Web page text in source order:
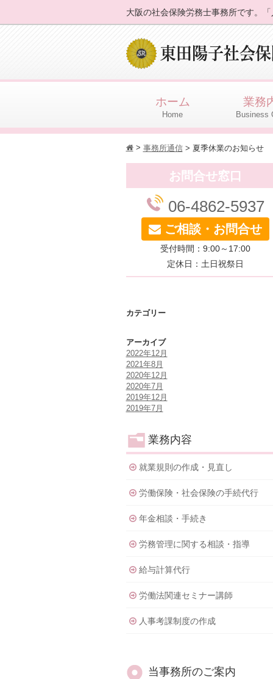
大阪の社会保険労務士事務所です。
ホーム
Home
業務
Business
h> 事務所通信> 夏季休業のお知らせ
お問合せ窓口
06-4862-5937
ご相談・お問合せ
受付時間：9:00～17:00
定休日：土日祝祭日
カテゴリー
アーカイブ
2022年12月
2021年8月
2020年12月
2020年7月
2019年12月
2019年7月
業務内容
就業規則の作成・見直し
労働保険・社会保険の手続代行
年金相談・手続き
労務管理に関する相談・指導
給与計算代行
労働法関連セミナー講師
人事考課制度の作成
当事務所のご案内